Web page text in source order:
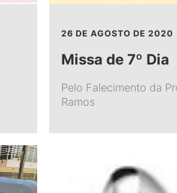
26 DE AGOSTO DE 2020
Missa de 7º Dia
Pelo Falecimento da
Ramos